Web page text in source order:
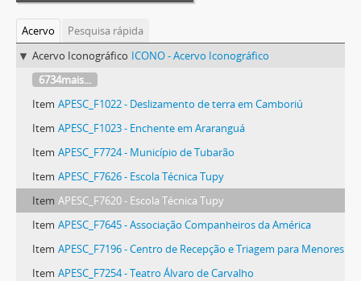
Acervo
Pesquisa rápida
Acervo Iconográfico ICONO - Acervo Iconográfico
6734mais...
Item APESC_F1022 - Deslizamento de terra em Camboriú
Item APESC_F1023 - Enchente em Araranguá
Item APESC_F7724 - Município de Tubarão
Item APESC_F7626 - Escola Técnica Tupy
Item APESC_F7620 - Escola Técnica Tupy
Item APESC_F7645 - Associação Companheiros da América
Item APESC_F7196 - Centro de Recepção e Triagem para Menores
Item APESC_F7254 - Teatro Álvaro de Carvalho